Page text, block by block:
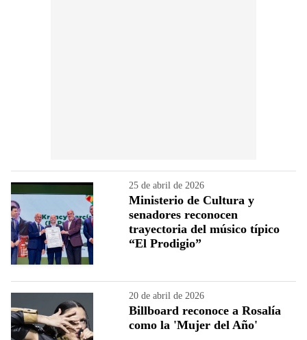
25 de abril de 2026
Ministerio de Cultura y
senadores reconocen
trayectoria del músico típico
“El Prodigio”
20 de abril de 2026
Billboard reconoce a Rosalía
como la 'Mujer del Año'